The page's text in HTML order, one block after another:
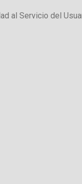
al Servicio del